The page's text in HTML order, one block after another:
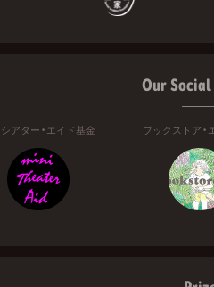
Our
アター・エイド基金 ブックストア・